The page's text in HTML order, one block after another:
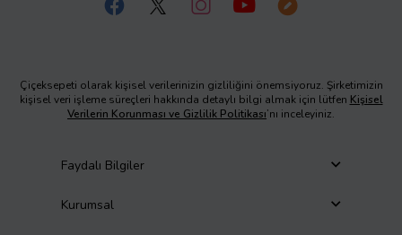
Çiçeksepeti olarak kişisel verilerinizin gizliliğini önemsiyoruz. Şirketimizin
kişisel veri işleme süreçleri hakkında detaylı bilgi almak için lütfen Kişisel
Verilerin Korunması ve Gizlilik Politikası’nı inceleyiniz.
Faydalı Bilgiler
Kurumsal